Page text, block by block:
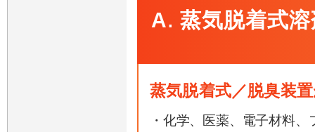
A. 蒸気脱着式
蒸気脱着式／脱臭装
・化学、医薬、電子材料